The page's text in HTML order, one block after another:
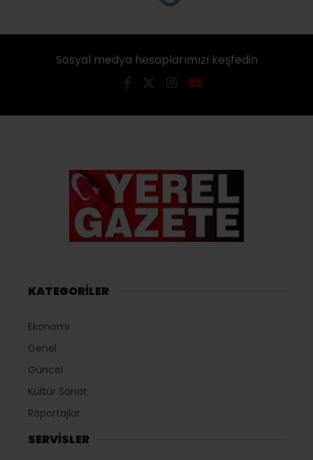
HAYDAR ARSLAN;
“HALKIMIZLA OMUZ
OMUZA YÜRÜMEYE
Giriş: 05-08-2026 19:50
Güncelleme: 05-08-2026 19:50
Siyaset Tüm Manşetler